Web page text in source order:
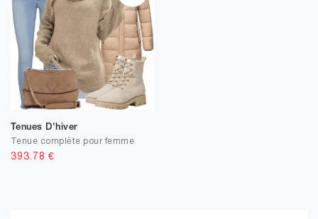
Tenues D'hiver
Tenue complète pour femme
393.78 €